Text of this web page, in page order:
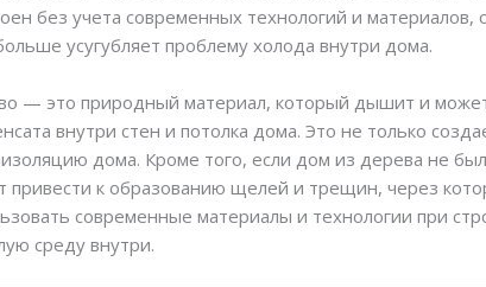
без учета современных технологий и
усугубляет проблему холода внутри дома.
— это природный материал, который дышит и может
внутри стен и потолка дома. Это не только
дома. Кроме того, если дом из дерева не
привести к образованию щелей и трещин, через
современные материалы и технологии при
среду внутри.